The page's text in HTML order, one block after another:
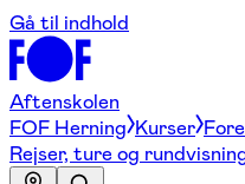
Gå til indhold
Aftenskolen
FOF Herning Kurser
Rejser, ture og